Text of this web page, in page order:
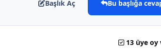
Başlık Aç Bu başlığa
13 üye oy